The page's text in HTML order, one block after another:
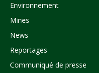
Environnement
Mines
News
Reportages
Communiqué de presse